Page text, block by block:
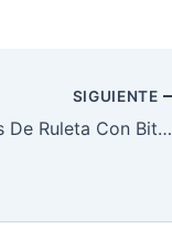
SIGUIENTE
Mejores Sitios De Ruleta Con Bitcoin